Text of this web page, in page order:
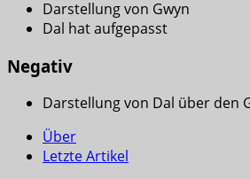
Darstellung von Gwyn
Dal hat aufgepasst
Negativ
Darstellung von Dal über den
Über
Letzte Artikel